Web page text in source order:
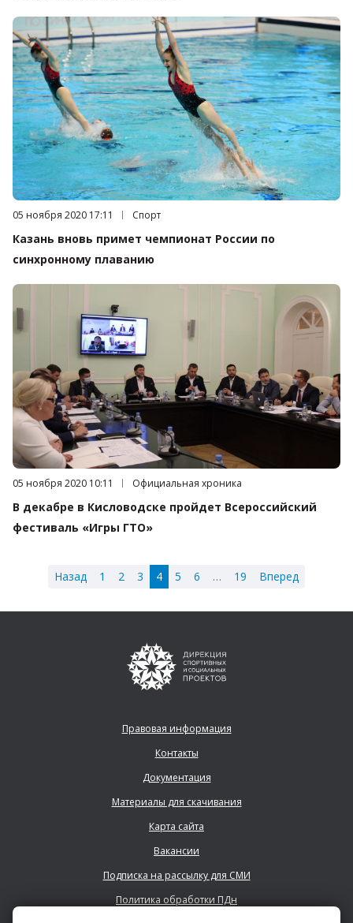
Дата публикации:
05 ноября 2020 17:11 Категория:
Спорт
Казань вновь примет чемпионат России по
синхронному плаванию
Дата публикации:
05 ноября 2020 10:11 Категория:
Официальная хроника
В декабре в Кисловодске пройдет Всероссийский
фестиваль «Игры ГТО»
Назад 1 2 3 4 5 6 … 19 Вперед
Правовая информация
Контакты
Документация
Материалы для скачивания
Карта сайта
Вакансии
Подписка на рассылку для СМИ
Политика обработки ПДн